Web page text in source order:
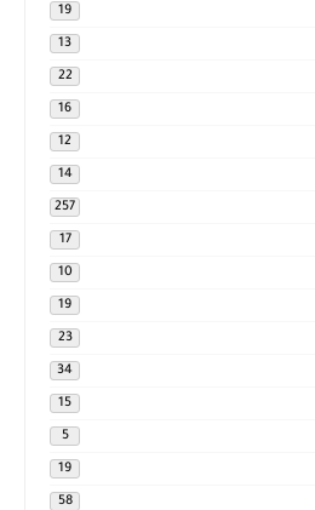
19
13
22
16
12
14
257
17
10
19
23
34
15
5
19
58